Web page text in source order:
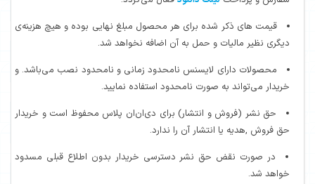
قیمت های ذکر شده برای هر محصول مبلغ نهایی بوده و هیچ هزینه‌ی
دیگری نظیر مالیات و حمل به آن اضافه نخواهد شد.
محصولات دارای لایسنس نامحدود زمانی و نامحدود نصب می‌باشد. و
خریدار می‌تواند به صورت نامحدود استفاده نمایید.
حق نشر (فروش و انتشار) برای دی‌ان‌ان پلاس محفوظ است و خریدار
حق فروش ,هدیه یا انتشار آن را ندارد.
در صورت نقض حق نشر دسترسی خریدار بدون اطلاع قبلی مسدود
خواهد شد.